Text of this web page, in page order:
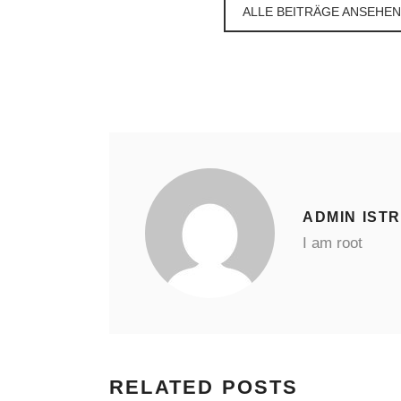
ALLE BEITRÄGE ANSEHEN
ADMIN
I am root
RELATED POSTS